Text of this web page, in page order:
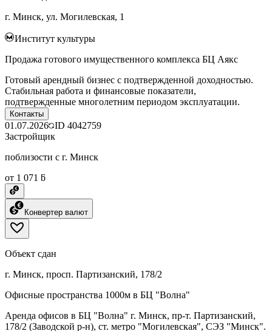
г. Минск, ул. Могилевская, 1
Институт культуры
Продажа готового имущественного комплекса БЦ Аякс
Готовый арендный бизнес с подтвержденной доходностью.
Стабильная работа и финансовые показатели,
подтвержденные многолетним периодом эксплуатации.
Контакты
01.07.2026 ID 4042759
Застройщик
поблизости с г. Минск
от 1 071 ƃ
Конвертер валют
Объект сдан
г. Минск, просп. Партизанский, 178/2
Офисные пространства 1000м в БЦ "Волна"
Аренда офисов в БЦ "Волна" г. Минск, пр-т. Партизанский,
178/2 (Заводской р-н), ст. метро "Могилевская", СЭЗ "Минск".